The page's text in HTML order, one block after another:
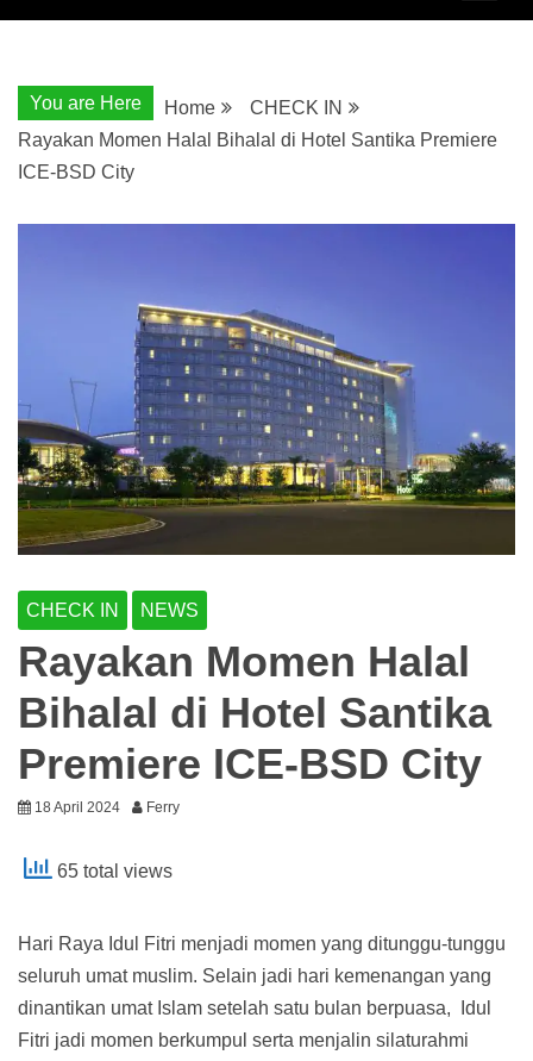
You are Here Home
CHECK IN
Rayakan Momen Halal Bihalal di Hotel Santika Premiere
ICE-BSD City
CHECK IN NEWS
Rayakan Momen Halal
Bihalal di Hotel Santika
Premiere ICE-BSD City
18 April 2024 Ferry
65 total views
Hari Raya Idul Fitri menjadi momen yang ditunggu-tunggu
seluruh umat muslim. Selain jadi hari kemenangan yang
dinantikan umat Islam setelah satu bulan berpuasa, Idul
Fitri jadi momen berkumpul serta menjalin silaturahmi